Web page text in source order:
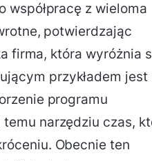
współpracę z wieloma
potwierdzając
firma, która wyróżnia
przykładem jest
programu
narzędziu czas,
Obecnie ten